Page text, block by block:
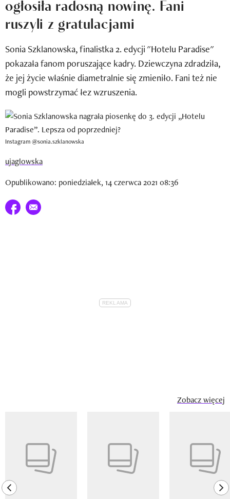
Newsletter
Wizaz Summer Influ School
Mój profil / Zarejestruj się
ogłosiła radosną nowinę. Fani
ruszyli z gratulacjami
Sonia Szklanowska, finalistka 2. edycji "Hotelu Paradise"
pokazała fanom poruszające kadry. Dziewczyna zdradziła,
że jej życie właśnie diametralnie się zmieniło. Fani też nie
mogli powstrzymać łez wzruszenia.
Instagram @sonia.szklanowska
ujaglowska
Opublikowano: poniedziałek, 14 czerwca 2021 08:36
Udostępnij na facebook
E-mail do przyjaciela
Zobacz więcej
previous element